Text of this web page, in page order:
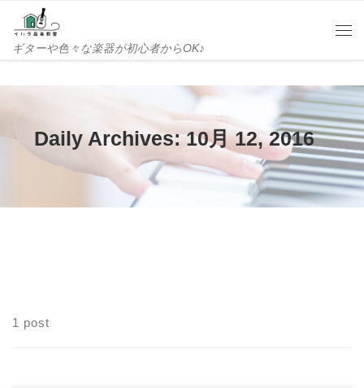
Skip to content
ギターや色々な楽器が初心者からOK♪
Daily Archives:10月 12, 2016
1 post